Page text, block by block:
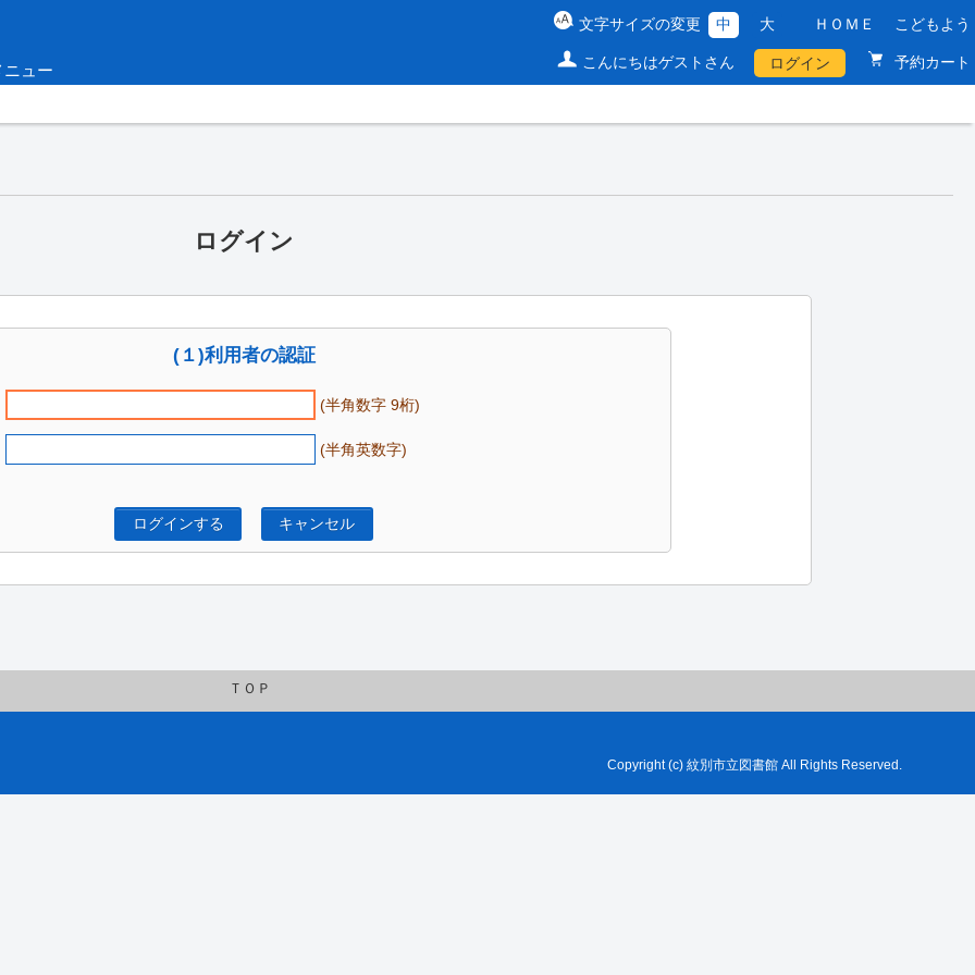
ニュー
文字サイズの変更 中 大 ＨＯＭＥ こどもよう
こんにちはゲストさん ログイン 予約カート
ログイン
(１)利用者の認証
(半角数字 9桁)
(半角英数字)
ログインする キャンセル
ＴＯＰ
Copyright (c) 紋別市立図書館 All Rights Reserved.